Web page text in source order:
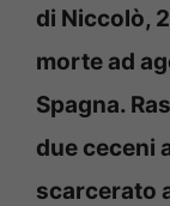
di Niccolò,
morte ad
Spagna.
due ceceni
scarcerato